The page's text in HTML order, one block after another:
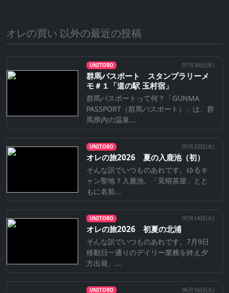
オレの買い 以外の最近の投稿
UNITORO 07月30日(木)
群馬パスポート スタンプラリーメ
モ＃１「道の駅 玉村宿」
群馬パスポートって何？「GUNMA
PASSPORT（群馬パスポート）」は、群
馬県内の温泉...
UNITORO 07月22日(水)
オレの旅2026 夏の入鹿池（初）
そんな訳でいつものあれです。ゆるキ
ャン聖地？入鹿池。「見晴茶屋」とと
もに名前...
UNITORO 07月14日(火)
オレの旅2026 初夏の北浦
そんな訳でいつものあれです。7月9日
移動日一通りのデイリー業務を終え夕
方出発。...
UNITORO 06月16日(火)